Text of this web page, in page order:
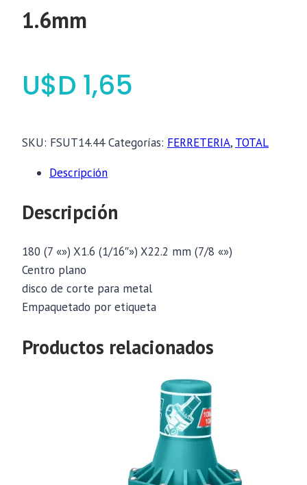
1.6mm
$ 1,65
SKU: FSUT14.44 Categorías: FERRETERIA, TOTAL
Descripción
Descripción
180 (7 «») X1.6 (1/16″») X22.2 mm (7/8 «»)
Centro plano
disco de corte para metal
Empaquetado por etiqueta
Productos relacionados